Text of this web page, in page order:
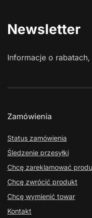
Newsletter
Informacje o
Zamówienia
Status zamówienia
Śledzenie przesyłki
Chcę zareklamować
Chcę zwrócić produkt
Chcę wymienić towar
Kontakt